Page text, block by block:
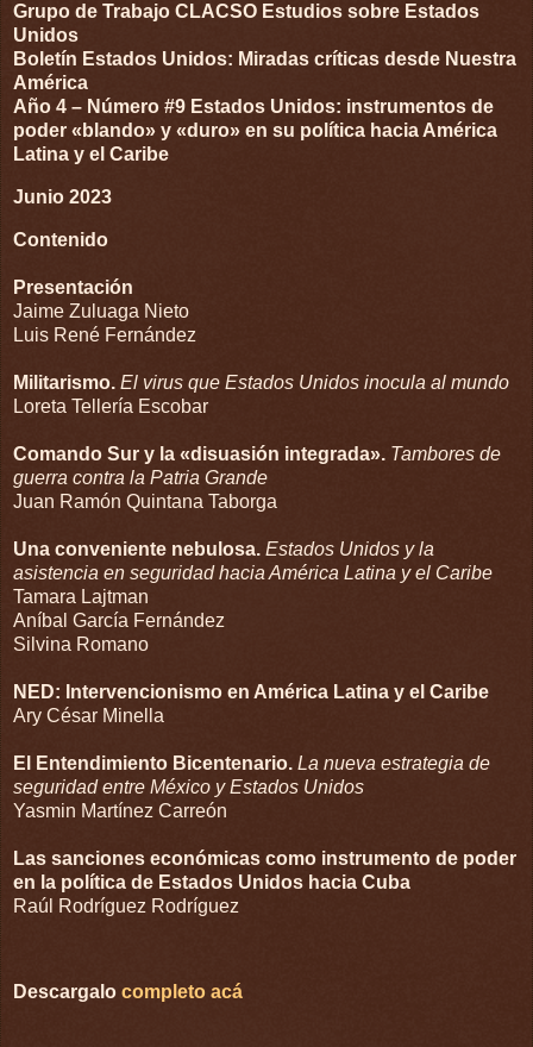
Grupo de Trabajo CLACSO Estudios sobre Estados
Unidos
Boletín Estados Unidos: Miradas críticas desde Nuestra
América
Año 4 – Número #9 Estados Unidos: instrumentos de
poder «blando» y «duro» en su política hacia América
Latina y el Caribe
Junio 2023
Contenido
Presentación
Jaime Zuluaga Nieto
Luis René Fernández
Militarismo. El virus que Estados Unidos inocula al mundo
Loreta Tellería Escobar
Comando Sur y la «disuasión integrada». Tambores de
guerra contra la Patria Grande
Juan Ramón Quintana Taborga
Una conveniente nebulosa. Estados Unidos y la
asistencia en seguridad hacia América Latina y el Caribe
Tamara Lajtman
Aníbal García Fernández
Silvina Romano
NED: Intervencionismo en América Latina y el Caribe
Ary César Minella
El Entendimiento Bicentenario. La nueva estrategia de
seguridad entre México y Estados Unidos
Yasmin Martínez Carreón
Las sanciones económicas como instrumento de poder
en la política de Estados Unidos hacia Cuba
Raúl Rodríguez Rodríguez
Descargalo completo acá